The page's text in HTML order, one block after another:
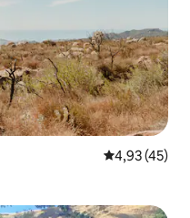
Gemiddelde
4,93 (45)